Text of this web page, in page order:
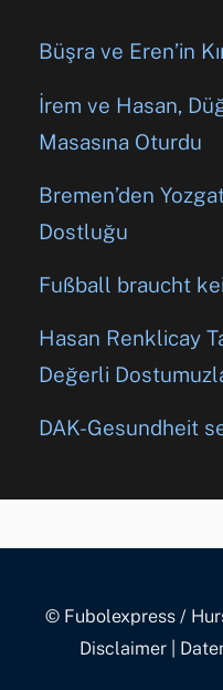
Büşra ve Eren’in
İrem ve Hasan,
Masasına Oturdu
Bremen’den
Dostluğu
Fußball braucht
Hasan Renklicay
Değerli
DAK-Gesundheit
© Fubolexpress /
Disclaimer|